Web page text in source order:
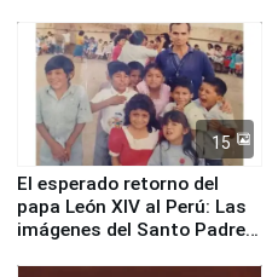
de Chile
15
El esperado retorno del
papa León XIV al Perú: Las
imágenes del Santo Padre